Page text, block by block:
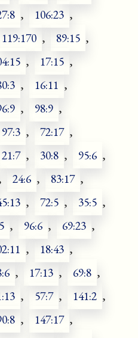
, 106:23 ,
119:170 , 89:15 ,
, 17:15 ,
, 16:11 ,
, 98:9 ,
97:3 , 72:17 ,
21:7 , 30:8 , 95:6 ,
24:6 , 83:17 ,
, 72:5 , 35:5 ,
, 96:6 , 69:23 ,
, 18:43 ,
, 17:13 , 69:8 ,
, 57:7 , 141:2 ,
, 147:17 ,